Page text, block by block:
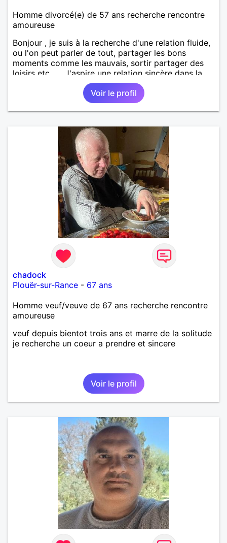
Homme divorcé(e) de 57 ans recherche rencontre
amoureuse
Bonjour , je suis à la recherche d'une relation fluide,
ou l'on peut parler de tout, partager les bons
moments comme les mauvais, sortir partager des
loisirs etc.... . J'aspire une relation sincère dans la
Voir le profil
chadock
Plouër-sur-Rance - 67 ans
Homme veuf/veuve de 67 ans recherche rencontre
amoureuse
veuf depuis bientot trois ans et marre de la solitude
je recherche un coeur a prendre et sincere
Voir le profil